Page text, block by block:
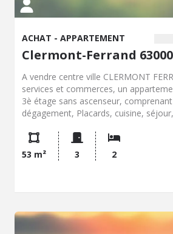
ACHAT - APPARTEMENT
Clermont-Ferrand 63000
A vendre centre ville CLERMONT
services et commerces, un
3è étage sans ascenseur,
dégagement, Placards, cuisine,
DPE : D Prix de vente 79 500€ dont
Négociation charge acquéreurs 6%.
visites Office Notarial de GERZAT
53 m² 3 2